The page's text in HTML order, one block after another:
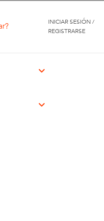
INICIAR SESIÓN /
REGISTRARSE